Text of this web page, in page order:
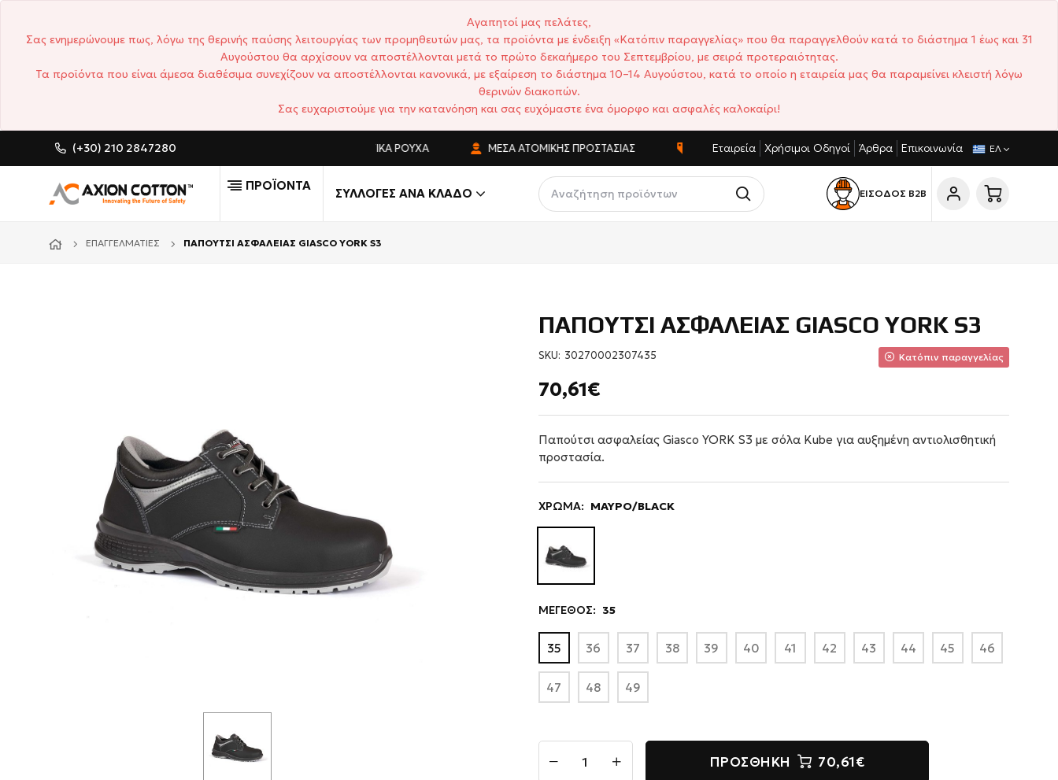
Αγαπητοί μας πελάτες,
Σας ενημερώνουμε πως, λόγω της θερινής παύσης λειτουργίας των προμηθευτών μας, τα προϊόντα με ένδειξη «Κατόπιν παραγγελίας» που θα παραγγελθούν κατά το διάστημα 1 έως και 31
Αυγούστου θα αρχίσουν να αποστέλλονται μετά το πρώτο δεκαήμερο του Σεπτεμβρίου, με σειρά προτεραιότητας.
Τα προϊόντα που είναι άμεσα διαθέσιμα συνεχίζουν να αποστέλλονται κανονικά, με εξαίρεση το διάστημα 10–14 Αυγούστου, κατά το οποίο η εταιρεία μας θα παραμείνει κλειστή λόγω
θερινών διακοπών.
Σας ευχαριστούμε για την κατανόηση και σας ευχόμαστε ένα όμορφο και ασφαλές καλοκαίρι!
(+30) 210 2847280 CUSTOM MADE ΕΠΑΓΓΕΛΜΑΤΙΚΆ ΡΟΎΧΑ ΜΈΣΑ ΑΤΟΜΙΚΉΣ ΠΡΟΣΤΑΣΊΑΣ ΑΝΤΑΓΩΝΙΣΤΙΚΈΣ ΤΙΜΈΣ ΣΎΝΤΟΜΟΙ ΧΡΌΝΟΙ ΠΑΡΆΔΟΣΗΣ
Εταιρεία Χρήσιμοι Οδηγοί Άρθρα Επικοινωνία ΕΛ
ΠΡΟΪΟΝΤΑ
ΣΥΛΛΟΓΈΣ ΑΝΆ ΚΛΆΔΟ ΕΙΣΟΔΟΣ Β2Β
ΕΠΑΓΓΕΛΜΑΤΊΕΣ ΠΑΠΟΥΤΣΙ ΑΣΦΑΛΕΙΑΣ GIASCO YORK S3
ΠΑΠΟΥΤΣΙ ΑΣΦΑΛΕΙΑΣ GIASCO YORK S3
SKU: 30270002307435 Κατόπιν παραγγελίας
70,61€
Παπούτσι ασφαλείας Giasco YORK S3 με σόλα Kube για αυξημένη αντιολισθητική
προστασία.
ΧΡΩΜΑ: ΜΑΥΡΟ/BLACK
ΜΕΓΕΘΟΣ: 35
35 36 37 38 39 40 41 42 43 44 45 46
47 48 49
ΠΡΟΣΘΉΚΗ 70,61€